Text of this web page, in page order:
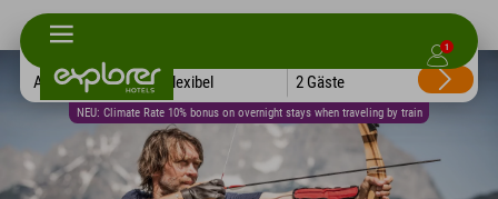
1
NEU: Climate Rate 10% bonus on overnight stays when traveling by train
Alle Hotels Flexibel 2 Gäste